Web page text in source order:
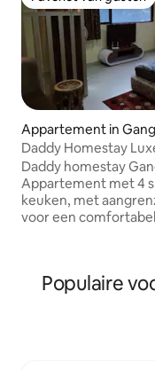
Favoriet van gasten
Appartement in
Daddy Homestay
de buurt van Mg
Daddy homestay
Appartement met 4
keuken, met
voor een
zelf koken, de
geladen. We hebben
voor verblijf bij een
Populaire